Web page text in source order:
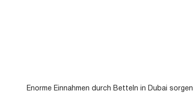
Enorme Einnahmen durch Betteln in Dubai sorgen